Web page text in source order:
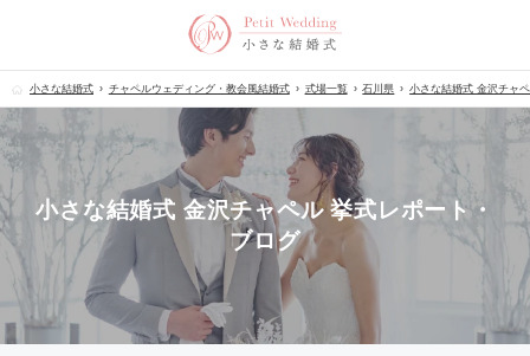
小さな結婚式 チャペルウェディング・教会風結婚式 式場一覧 石川県 小さな結婚式 金沢チャ
小さな結婚式 金沢チャペル 挙式レポート・
ブログ